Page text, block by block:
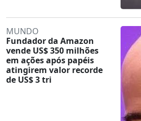
MUNDO
Fundador da Amazon
vende US$ 350 milhões
em ações após papéis
atingirem valor recorde
de US$ 3 tri